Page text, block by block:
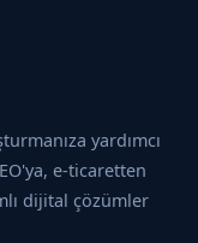
yardımcı
e-ticaretten
dijital çözümler